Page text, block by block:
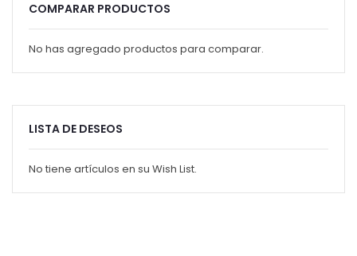
COMPARAR PRODUCTOS
No has agregado productos para comparar.
LISTA DE DESEOS
No tiene artículos en su Wish List.